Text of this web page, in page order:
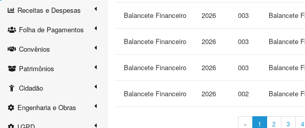
Receitas e Despesas
Folha de Pagamentos
Convênios
Patrimônios
Cidadão
Engenharia e Obras
Balancete Financeiro 2026 003 Balancete
Balancete Financeiro 2026 003 Balancete
Balancete Financeiro 2026 003 Balancete
Balancete Financeiro 2026 002 Balancete
« 1 2 3 4